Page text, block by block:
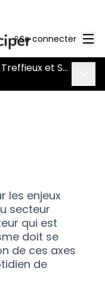
Se connecter
Créneau de dépassement entre Treffieux et Saint-Vincent-des-Landes
les enjeux
secteur
qui est
doit se
de ces axes
de